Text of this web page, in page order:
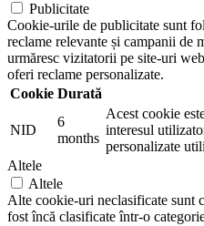
Publicitate
Cookie-urile de publicitate sunt
reclame relevante și campanii de
urmăresc vizitatorii pe site-uri
oferi reclame personalizate.
Cookie Durată
NID
6
months
Acest cookie
interesul
personalizate
Altele
Altele
Alte cookie-uri neclasificate sunt
fost încă clasificate într-o